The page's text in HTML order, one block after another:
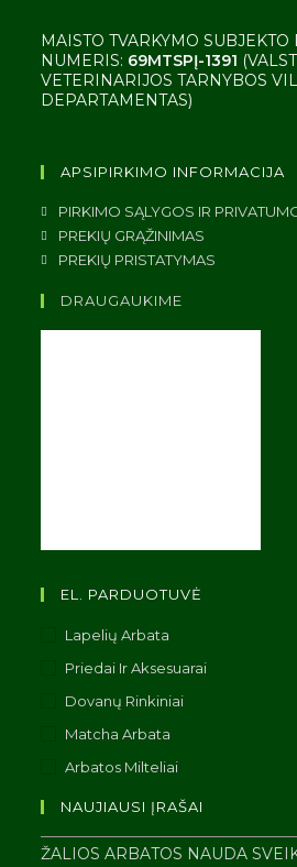
MAISTO TVARKYMO SUBJEKTO
NUMERIS: 69MTSPĮ-1391
VETERINARIJOS TARNYBOS
DEPARTAMENTAS)
APSIPIRKIMO INFORMACIJA
PIRKIMO SĄLYGOS IR
PREKIŲ GRĄŽINIMAS
PREKIŲ PRISTATYMAS
DRAUGAUKIME
EL. PARDUOTUVĖ
Lapelių Arbata
Priedai Ir Aksesuarai
Dovanų Rinkiniai
Matcha Arbata
Arbatos Milteliai
NAUJIAUSI ĮRAŠAI
ŽALIOS ARBATOS NAUDA